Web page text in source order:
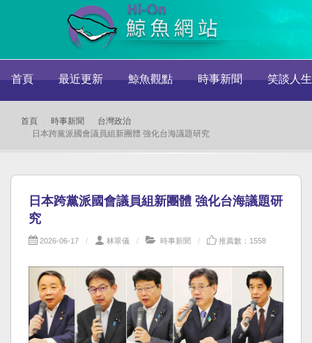
首頁 最近更新 鯨魚觀點 時事新聞 笑談人生
首頁 時事新聞
台灣政治
日本跨黨派國會議員組新團體 強化台海議題研究
日本跨黨派國會議員組新團體 強化台海議題研
究
2026-06-17 林翠儀 時事新聞 推薦數：1558